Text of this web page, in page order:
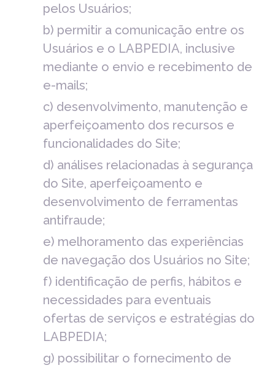
pelos Usuários;
b) permitir a comunicação entre os
Usuários e o LABPEDIA, inclusive
mediante o envio e recebimento de
e-mails;
c) desenvolvimento, manutenção e
aperfeiçoamento dos recursos e
funcionalidades do Site;
d) análises relacionadas à segurança
do Site, aperfeiçoamento e
desenvolvimento de ferramentas
antifraude;
e) melhoramento das experiências
de navegação dos Usuários no Site;
f) identificação de perfis, hábitos e
necessidades para eventuais
ofertas de serviços e estratégias do
LABPEDIA;
g) possibilitar o fornecimento de